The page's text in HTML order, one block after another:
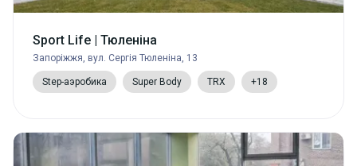
Sport Life | Тюленіна
Запоріжжя, вул. Сергія Тюленіна, 13
Step-аэробика Super Body TRX +18